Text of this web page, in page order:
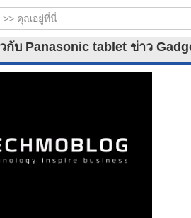
>> คุณอยู่ที่นี่
กับ Panasonic tablet ข่าว